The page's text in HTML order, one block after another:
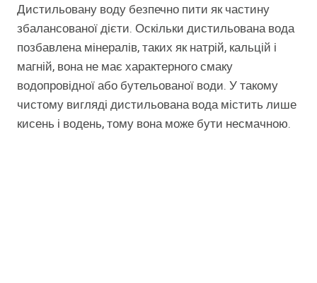
Дистильовану воду безпечно пити як частину
збалансованої дієти. Оскільки дистильована вода
позбавлена мінералів, таких як натрій, кальцій і
магній, вона не має характерного смаку
водопровідної або бутельованої води. У такому
чистому вигляді дистильована вода містить лише
кисень і водень, тому вона може бути несмачною.